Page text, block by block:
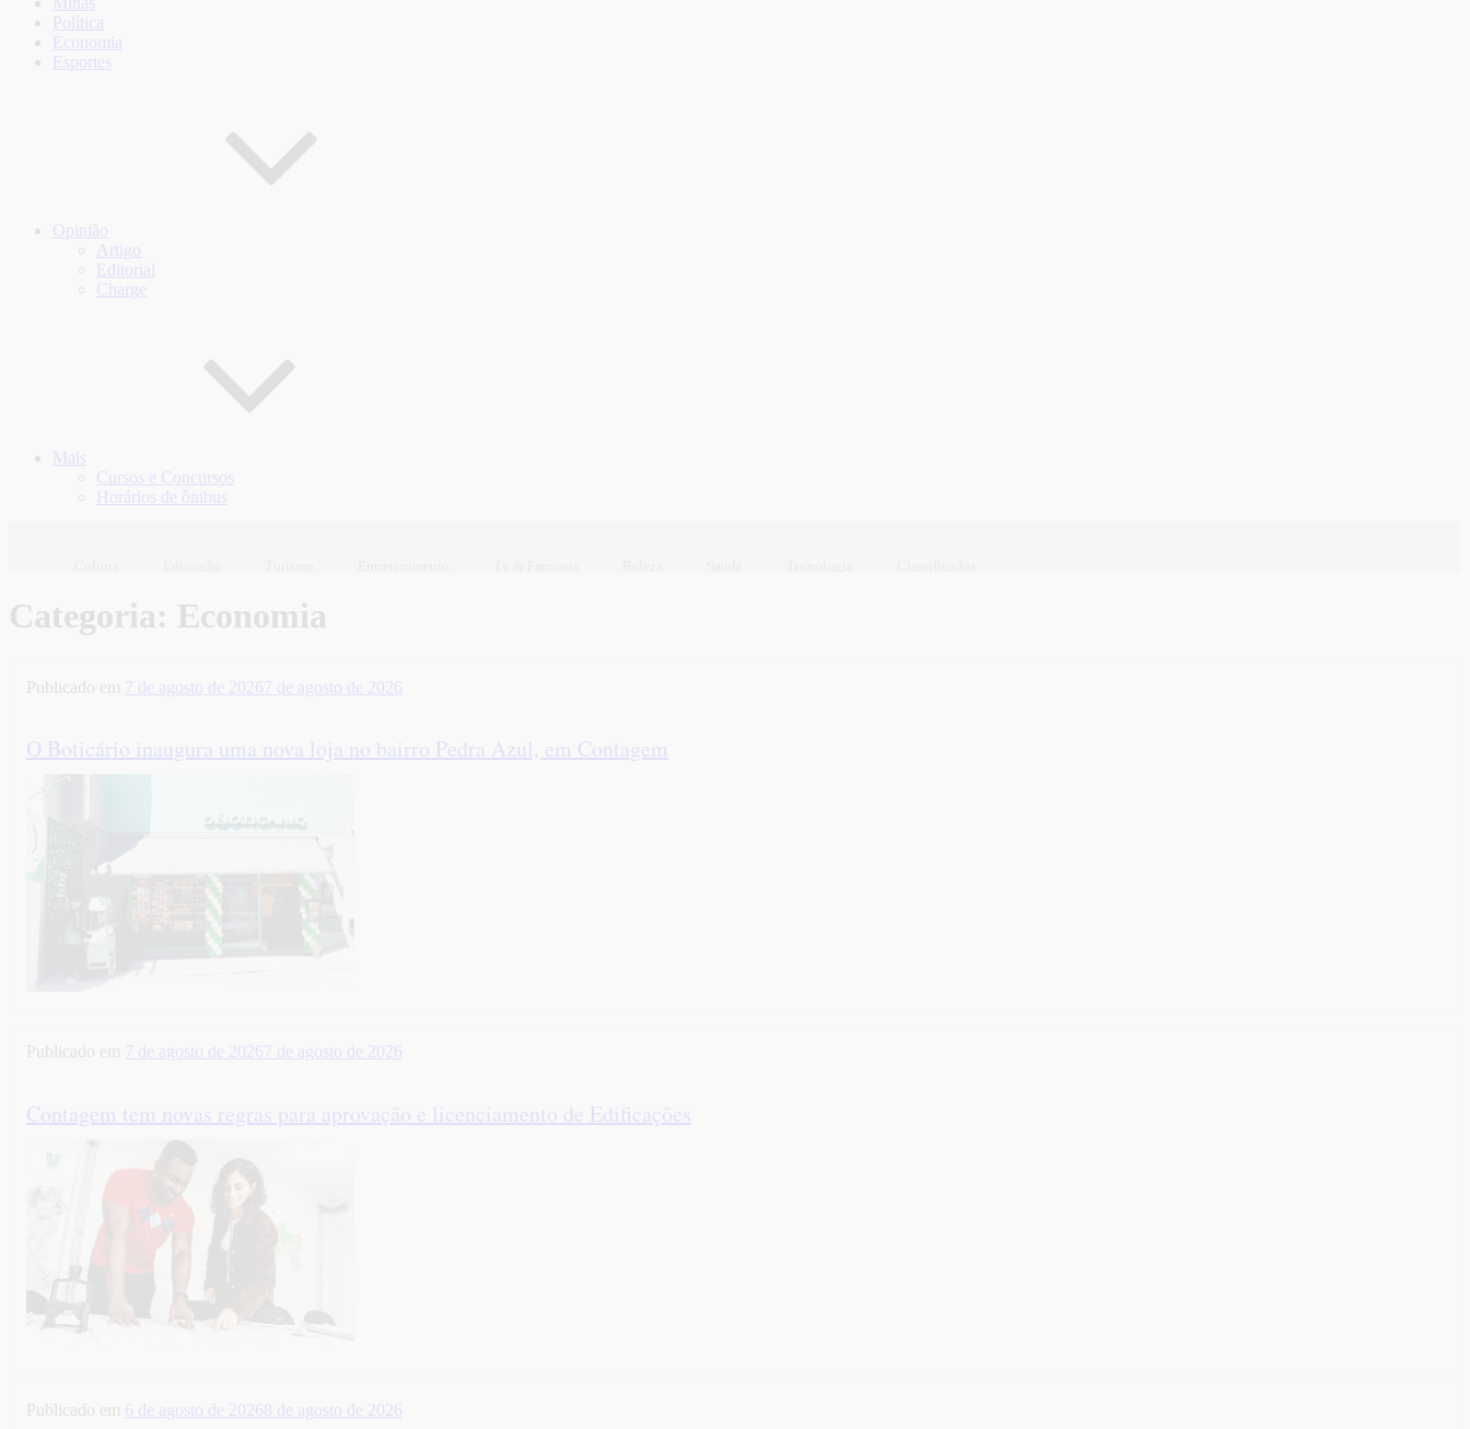
Política
Economia
Esportes
Opinião
Artigo
Editorial
Charge
Mais
Cursos e Concursos
Horários de ônibus
Categoria: Economia
Publicado em 7 de agosto de 20267 de agosto de 2026
O Boticário inaugura uma nova loja no bairro Pedra Azul, em Contagem
Publicado em 7 de agosto de 20267 de agosto de 2026
Contagem tem novas regras para aprovação e licenciamento de Edificações
Publicado em 6 de agosto de 20268 de agosto de 2026